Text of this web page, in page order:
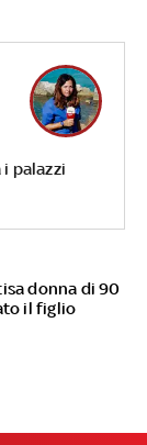
palazzi
donna di 90
il figlio